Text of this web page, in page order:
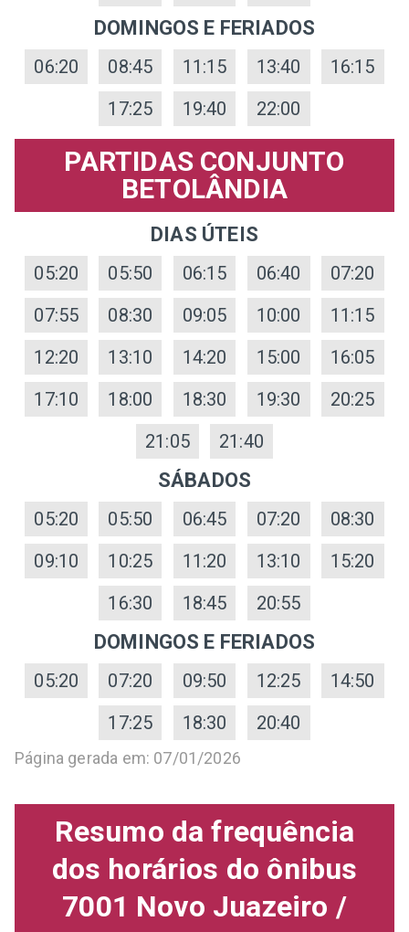
DOMINGOS E FERIADOS
06:20 08:45 11:15 13:40
16:15
17:25
19:40 22:00
PARTIDAS CONJUNTO
BETOLÂNDIA
DIAS ÚTEIS
05:20 05:50 06:15 06:40
07:20
07:55
08:30 09:05 10:00
11:15
12:20
13:10 14:20 15:00
16:05
17:10
18:00 18:30 19:30
20:25
21:05
21:40
SÁBADOS
05:20 05:50 06:45 07:20
08:30
09:10
10:25 11:20 13:10
15:20
16:30
18:45 20:55
DOMINGOS E FERIADOS
05:20 07:20 09:50 12:25
14:50
17:25
18:30 20:40
Página gerada em: 07/01/2026
Resumo da frequência
dos horários do ônibus
7001 Novo Juazeiro /